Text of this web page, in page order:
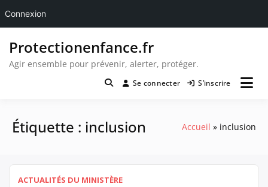
contenu
Protectionenfance.fr
Agir ensemble pour prévenir, alerter, protéger.
Se connecter S’inscrire
Étiquette : inclusion Accueil inclusion
ACTUALITÉS DU MINISTÈRE
Connexion